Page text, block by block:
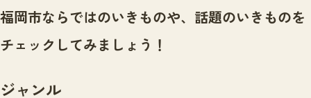
センター紹介TOP
サイトポリシー
ニュース
いきものガイド
イベント
福岡市ならではのいきものや、話題のいきものを
チェックしてみましょう！
ジャンル